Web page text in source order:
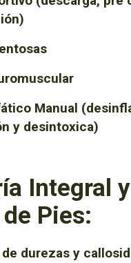
Manual
y desintoxica)
Integral y
Pies:
durezas y